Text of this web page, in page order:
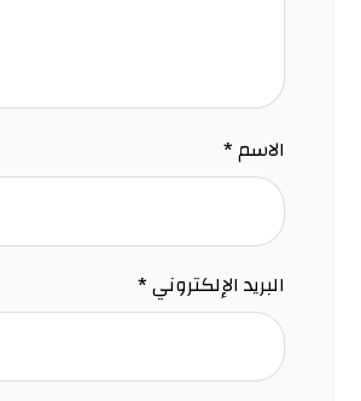
الاسم*
البريد الإلكتروني*